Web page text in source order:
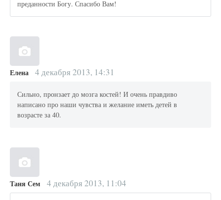
преданности Богу. Спасибо Вам!
Елена 4 декабря 2013, 14:31
Сильно, пронзает до мозга костей! И очень правдиво
написано про наши чувства и желание иметь детей в
возрасте за 40.
Таня Сем 4 декабря 2013, 11:04